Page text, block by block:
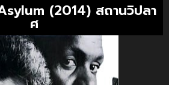
(2014) สถานวิปลา
ศ